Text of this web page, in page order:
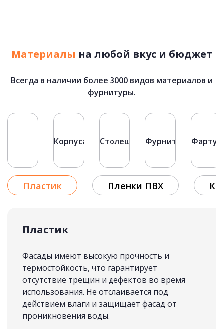
Вермонт
71 500 руб.
Первая
4
5
6
КУХНИ ЛОФТ
Рассчитать стоимость
ИЗ МАССИВА
Материалы на любой вкус и бюджет
Всегда в наличии более 3000 видов материалов и
фурнитуры.
Корпуса СтолешницыФурнитура
Пластик Пленки ПВХ
Пластик
Фасады имеют высокую прочность и
термостойкость, что гарантирует
отсутствие трещин и дефектов во время
использования. Не отслаивается под
действием влаги и защищает фасад от
проникновения воды.